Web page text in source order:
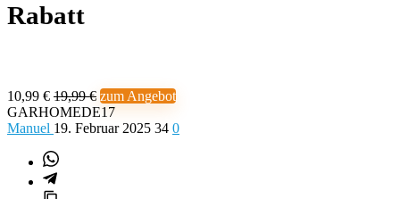
Rabatt
10,99 € 19,99 € zum Angebot
GARHOMEDE17
Manuel 19. Februar 2025 34 0